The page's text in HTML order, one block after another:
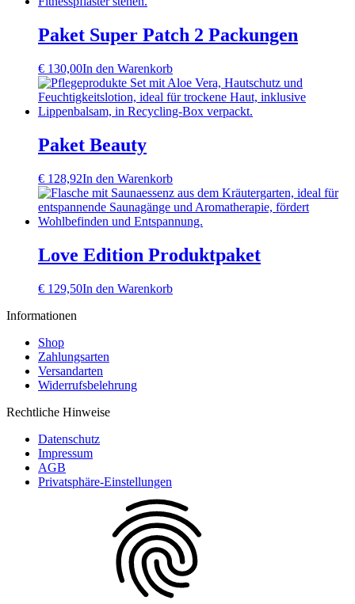
Paket Super Patch 2 Packungen
€ 130,00In den Warenkorb
Paket Beauty
€ 128,92In den Warenkorb
Love Edition Produktpaket
€ 129,50In den Warenkorb
Informationen
Shop
Zahlungsarten
Versandarten
Widerrufsbelehrung
Rechtliche Hinweise
Datenschutz
Impressum
AGB
Privatsphäre-Einstellungen